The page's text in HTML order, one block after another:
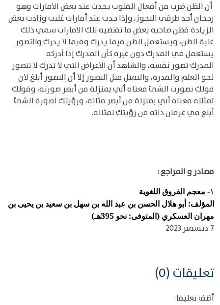
أن الظن ضرب من أفعال القلوب يحدث عند بعض الامارات وهو
رجحان أحد طرفي التجوز، وإذا حدث عند أمارات غلبت وزادت بعض
الزيادة فظن صاحبه بعض ما تقتضيه تلك الامارات سمي ذلك
غلبة الظن، ويستعمل الظن فيما يدرك وفيما لا يدرك والتصور
يستعمل في المدرك دون غيره كأن المدرك إذا أدركه
المدرك تصور نفسه، والشاهد أن الاعراض التي لا تدرك لا تتصور
نحو العلم والقدرة، والتمثل مثل التصور إلا أن التصور أبلغ لان
قولك تصورت الشئ معناه أني بمنزلة من أبصر صورته، وقولك
تمثلته معناه أني بمنزلة من أبصر مثاله، ورؤيتك لصورة الشئ
أبلغ في عرفان ذاته من رؤيتك لمثاله.
مصادر و المراجع :
١-
معجم الفروق اللغوية
المؤلف: أبو هلال الحسن بن عبد الله بن سهل بن سعيد بن يحيى بن
مهران العسكري (المتوفى: نحو 395هـ)
7 ديسمبر 2023
تعليقات (0)
أضف تعليقا :